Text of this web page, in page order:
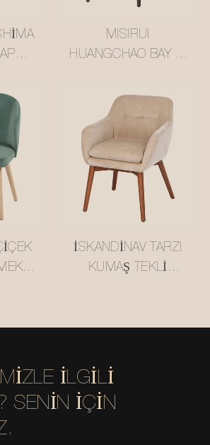
MISIRUI
HUANGCHAO BAY LI
SANDALYE #M2371
İSKANDINAV TARZI
KUMAŞ TEKLI
ÖZEL FABRİKA
ILGILI
SENIN IÇIN